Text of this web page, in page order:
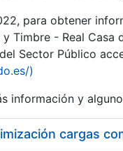
para obtener
Timbre - Real
Sector Público
)
información y
cargas